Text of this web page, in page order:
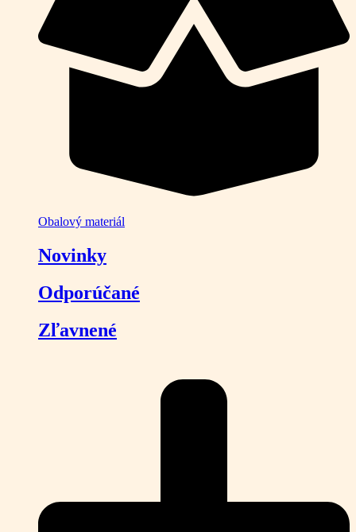
Obalový materiál
Novinky
Odporúčané
Zľavnené